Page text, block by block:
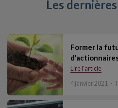
Les dernières
Former la
Lire l'article
4 janvier 2021